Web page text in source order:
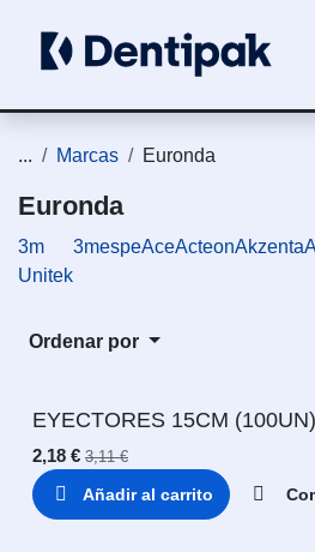
... Marcas Euronda
Euronda
3m
Unitek
3mespeAceActeonAkzenta
Ordenar por
EYECTORES 15CM
2,18 € 3,11€
Añadir al carrito